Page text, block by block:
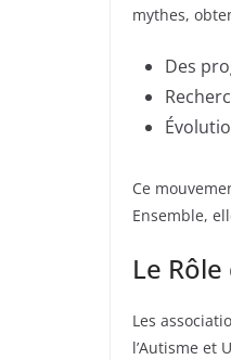
mythes,
Des
Ce
Ensemble,
Le
Les
l’Autisme et